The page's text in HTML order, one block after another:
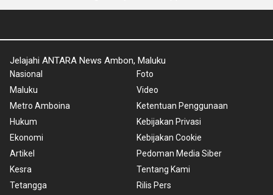
Jelajahi ANTARA News Ambon, Maluku
Nasional
Maluku
Metro Amboina
Hukum
Ekonomi
Artikel
Kesra
Tetangga
Foto
Video
Ketentuan Penggunaan
Kebijakan Privasi
Kebijakan Cookie
Pedoman Media Siber
Tentang Kami
Rilis Pers